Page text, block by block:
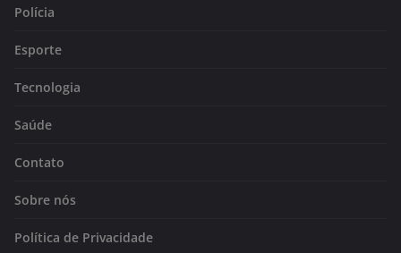
Polícia
Esporte
Tecnologia
Saúde
Contato
Sobre nós
Política de Privacidade